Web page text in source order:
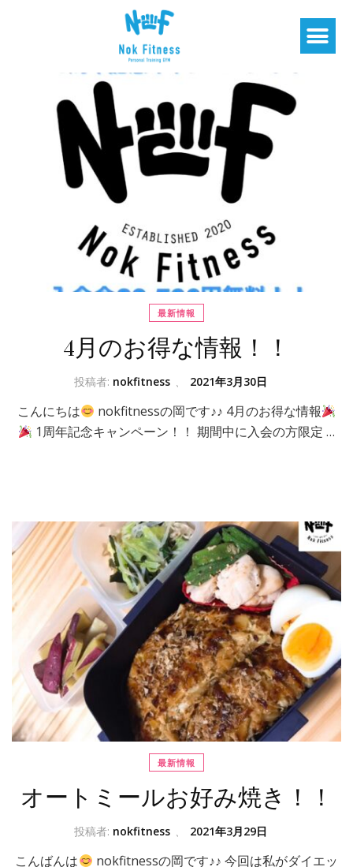
最新情報
4月のお得な情報！！
投稿者: nokfitness 、 2021年3月30日
こんにちは
nokfitnessの岡です♪♪ 4月のお得な情報
1周年記念キャンペーン！！ 期間中に入会の方限定 …
最新情報
オートミールお好み焼き！！
投稿者: nokfitness 、 2021年3月29日
こんばんは
nokfitnessの岡です♪♪ 今回は私がダイエッ